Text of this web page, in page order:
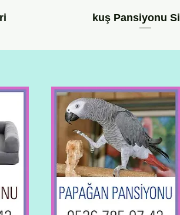
kuş Pansiyonu